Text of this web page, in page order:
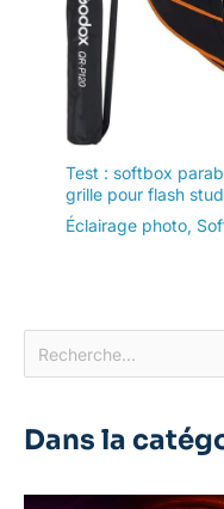
Test : softbox
grille pour flash
Éclairage photo,
Dans la